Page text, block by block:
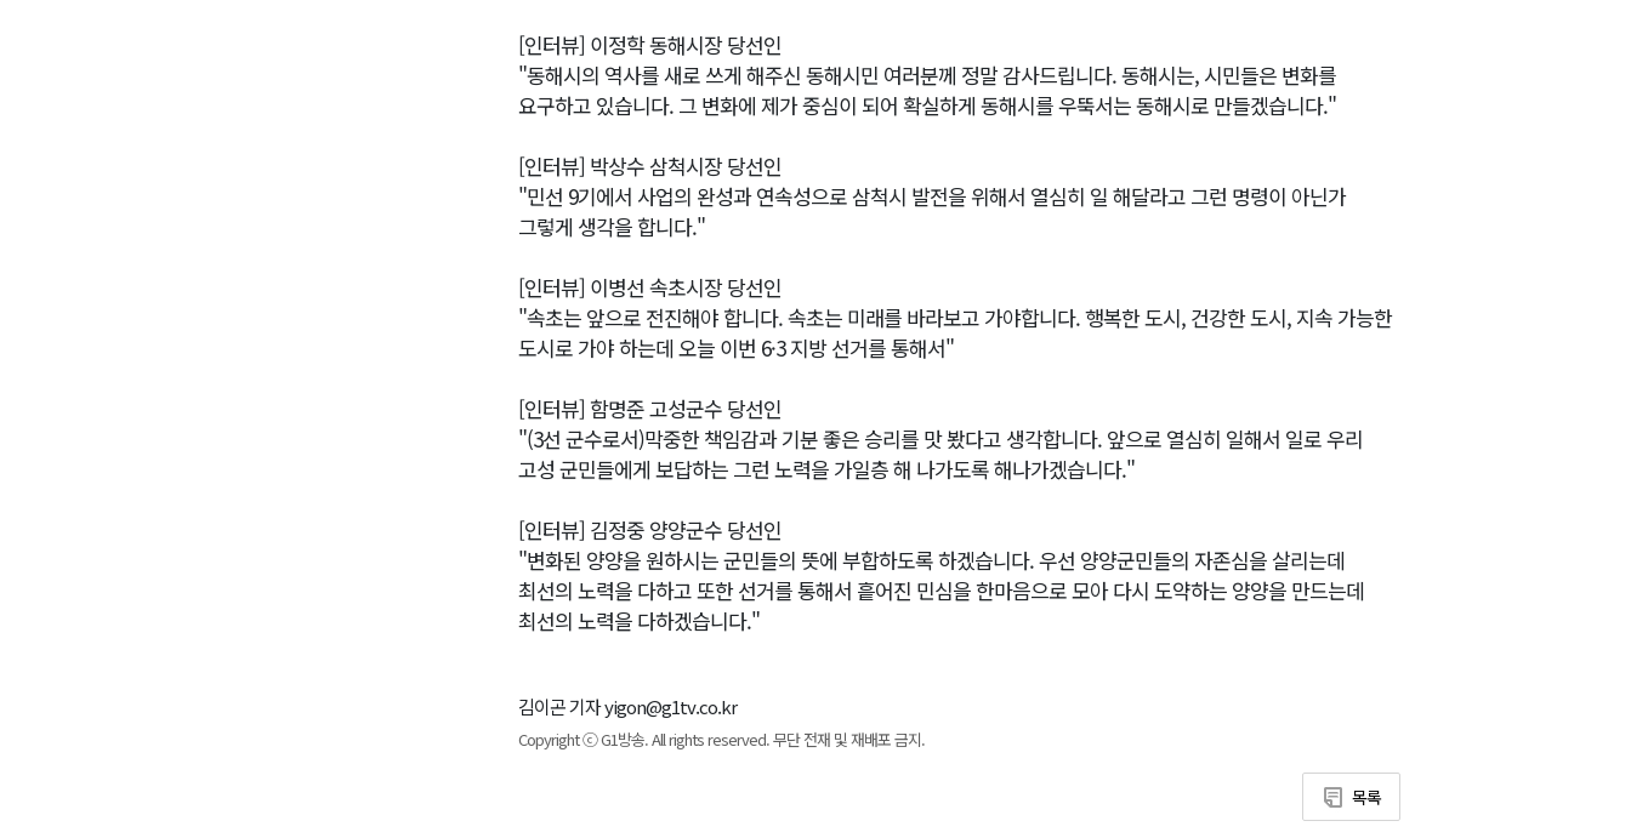
[인터뷰] 이정학 동해시장 당선인
"동해시의 역사를 새로 쓰게 해주신 동해시민 여러분께 정말 감사드립니다. 동해시는, 시민들은 변화를
요구하고 있습니다. 그 변화에 제가 중심이 되어 확실하게 동해시를 우뚝서는 동해시로 만들겠습니다."
[인터뷰] 박상수 삼척시장 당선인
"민선 9기에서 사업의 완성과 연속성으로 삼척시 발전을 위해서 열심히 일 해달라고 그런 명령이 아닌가
그렇게 생각을 합니다."
[인터뷰] 이병선 속초시장 당선인
"속초는 앞으로 전진해야 합니다. 속초는 미래를 바라보고 가야합니다. 행복한 도시, 건강한 도시, 지속 가능한
도시로 가야 하는데 오늘 이번 6·3 지방 선거를 통해서"
[인터뷰] 함명준 고성군수 당선인
"(3선 군수로서)막중한 책임감과 기분 좋은 승리를 맛 봤다고 생각합니다. 앞으로 열심히 일해서 일로 우리
고성 군민들에게 보답하는 그런 노력을 가일층 해 나가도록 해나가겠습니다."
[인터뷰] 김정중 양양군수 당선인
"변화된 양양을 원하시는 군민들의 뜻에 부합하도록 하겠습니다. 우선 양양군민들의 자존심을 살리는데
최선의 노력을 다하고 또한 선거를 통해서 흩어진 민심을 한마음으로 모아 다시 도약하는 양양을 만드는데
최선의 노력을 다하겠습니다."
김이곤 기자 yigon@g1tv.co.kr
Copyright ⓒ G1방송. All rights reserved. 무단 전재 및 재배포 금지.
목록